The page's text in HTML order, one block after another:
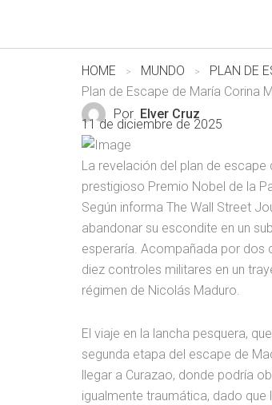
HOME MUNDO
Plan de Escape de María Corina
Por Elver Cruz
11 de diciembre de 2025
La revelación del plan de
prestigioso Premio Nobel de la
Según informa The Wall Street
abandonar su escondite en un
esperaría. Acompañada por dos
diez controles militares en un
régimen de Nicolás Maduro.
El viaje en la lancha pesquera,
segunda etapa del escape de
llegar a Curazao, donde podría
igualmente traumática, dado